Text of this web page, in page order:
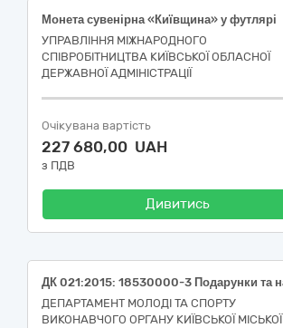
Монета сувенірна «Київщина» у футлярі
УПРАВЛІННЯ МІЖНАРОДНОГО
СПІВРОБІТНИЦТВА КИЇВСЬКОЇ ОБЛАСНОЇ
ДЕРЖАВНОЇ АДМІНІСТРАЦІЇ
Очікувана вартість
227 680,00 UAH
з ПДВ
Дивитись
ДЕПАРТАМЕНТ МОЛОДІ ТА СПОРТУ
ВИКОНАВЧОГО ОРГАНУ КИЇВСЬКОЇ МІСЬКОЇ